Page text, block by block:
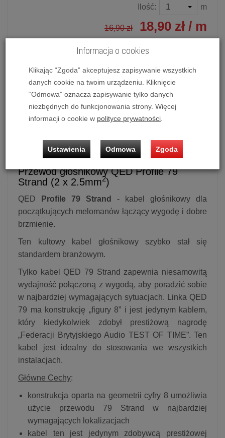
Ilość: m
16,90 zł 18,90 zł / m
dodaj do koszyka
Przewód głośnikowy QED Profile 79 Strand (C-79/100B)
Przewód głośnikowy QED Profile 79
Strand (2 x 2.5mm2)
QED Profile 79 Strand
- kabel głośnikowy dla
początkujących melomanów łączący wygodę i dobre
brzmienie.
Ten kultowy kabel głośnikowy szybko stał się
standardem branżowym.
Tylko kabel QED 79 Strand zapewnia niesamowitą
wydajność połączoną z wygodą, aby poradzić sobie
w najbardziej wymagających sytuacjach. Linka QED
79 ma konstrukcję „figury 8” i jest jedynym kablem,
który kiedykolwiek zdobył prestiżową nagrodę
„Federacji Brytyjskiego Audio TEST OF TIME”. Ten
kabel jest idealny do stosowania we wszystkich
instalacjach.
Główne Cechy:
konstrukcja oparta na geometrii cyfry 8 umożliwia
użycie przewodu 79 Strand w najbardziej
wymagających lokalizacjach
kabel ten jest jedynym zdobywcą prestiżowej
Informacja o cookies
Klikając “Zgoda” akceptujesz zapisywanie wszystkich
danych cookie na twoim urządzeniu. Kliknięcie
“Odmowa” oznacza zapisywanie tylko danych
niezbędnych do funkcjonowania strony. Więcej
informacji o cookie w polityce prywatności.
Ustawienia Odmowa Zgoda